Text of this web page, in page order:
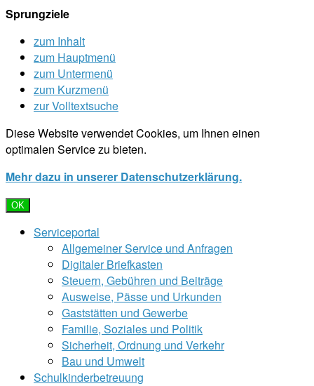
Sprungziele
zum Inhalt
zum Hauptmenü
zum Untermenü
zum Kurzmenü
zur Volltextsuche
Diese Website verwendet Cookies, um Ihnen einen
optimalen Service zu bieten.
Mehr dazu in unserer Datenschutzerklärung.
OK
Serviceportal
Allgemeiner Service und Anfragen
Digitaler Briefkasten
Steuern, Gebühren und Beiträge
Ausweise, Pässe und Urkunden
Gaststätten und Gewerbe
Familie, Soziales und Politik
Sicherheit, Ordnung und Verkehr
Bau und Umwelt
Schulkinderbetreuung